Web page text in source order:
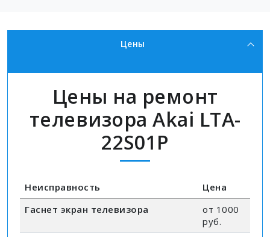
Цены
Цены на ремонт
телевизора Akai LTA-
22S01P
Неисправность
Цена
Гаснет экран телевизора
от 1000
руб.